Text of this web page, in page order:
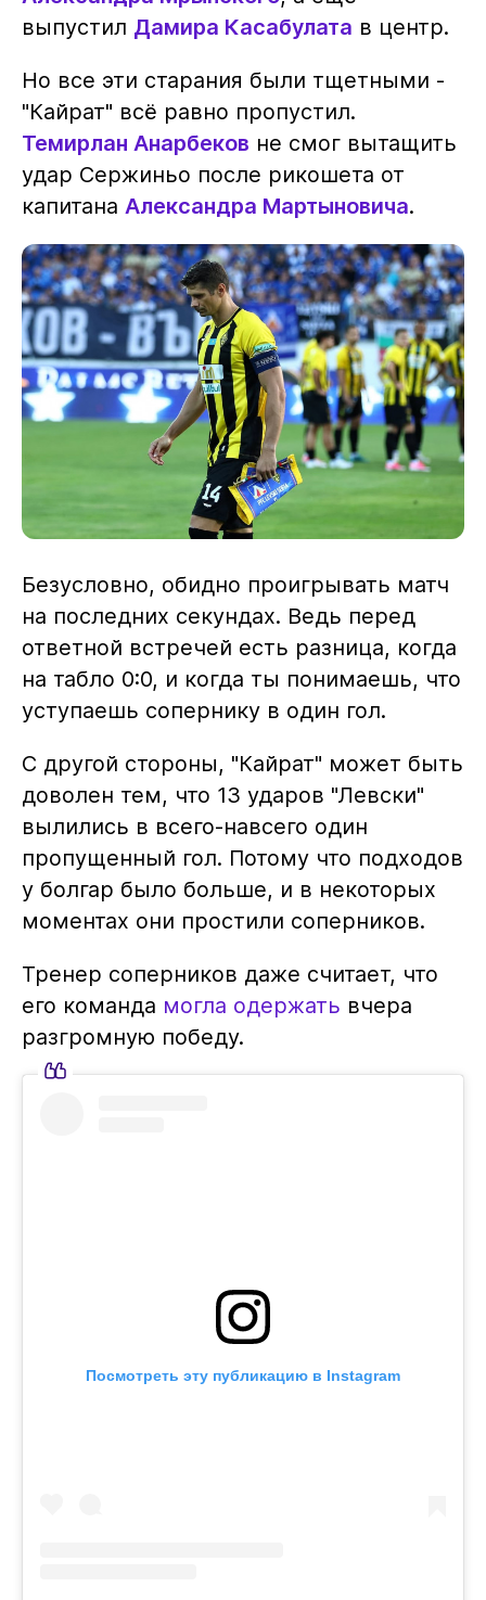
выпустил Дамира Касабулата в центр.
Но все эти старания были тщетными -
"Кайрат" всё равно пропустил.
Темирлан Анарбеков не смог вытащить
удар Сержиньо после рикошета от
капитана Александра Мартыновича.
Безусловно, обидно проигрывать матч
на последних секундах. Ведь перед
ответной встречей есть разница, когда
на табло 0:0, и когда ты понимаешь, что
уступаешь сопернику в один гол.
С другой стороны, "Кайрат" может быть
доволен тем, что 13 ударов "Левски"
вылились в всего-навсего один
пропущенный гол. Потому что подходов
у болгар было больше, и в некоторых
моментах они простили соперников.
Тренер соперников даже считает, что
его команда могла одержать вчера
разгромную победу.
Посмотреть эту публикацию в Instagram